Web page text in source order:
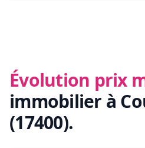
Évolution prix
immobilier à
(17400).